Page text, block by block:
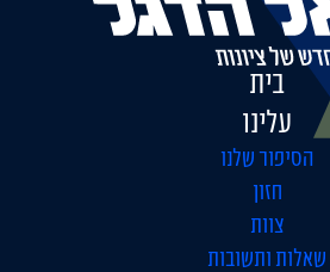
בית
עלינו
הסיפור שלנו
חזון
צוות
שאלות ותשובות